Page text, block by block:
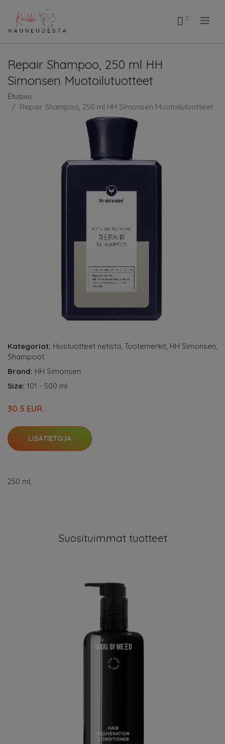
Repair Shampoo, 250 ml HH
Simonsen Muotoilutuotteet
Etusivu
Repair Shampoo, 250 ml HH Simonsen Muotoilutuotteet
Kategoriat: Hiustuotteet netistä, Tuotemerkit, HH Simonsen,
Shampoot
Brand: HH Simonsen
Size: 101 - 500 ml
30.5 EUR
LISÄTIETOJA
250 ml,
Suosituimmat tuotteet